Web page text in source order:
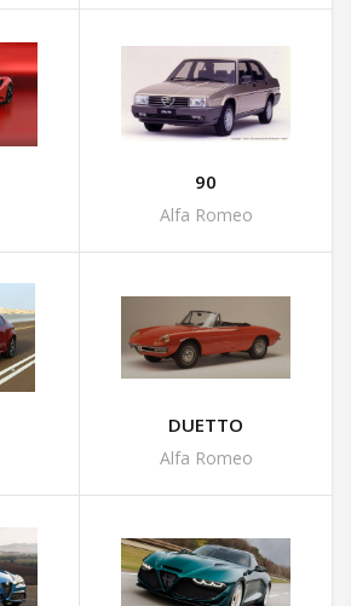
90
Alfa Romeo
DUETTO
Alfa Romeo